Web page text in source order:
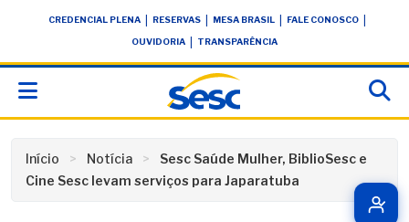
conteúdoCREDENCIAL PLENA RESERVAS MESA BRASIL FALE CONOSCO
OUVIDORIA TRANSPARÊNCIA
Início Notícia
Sesc Saúde Mulher, BiblioSesc e
Cine Sesc levam serviços para Japaratuba